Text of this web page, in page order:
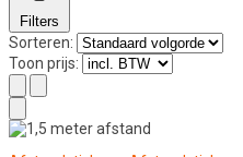
Filters
Sorteren:
Toon prijs: